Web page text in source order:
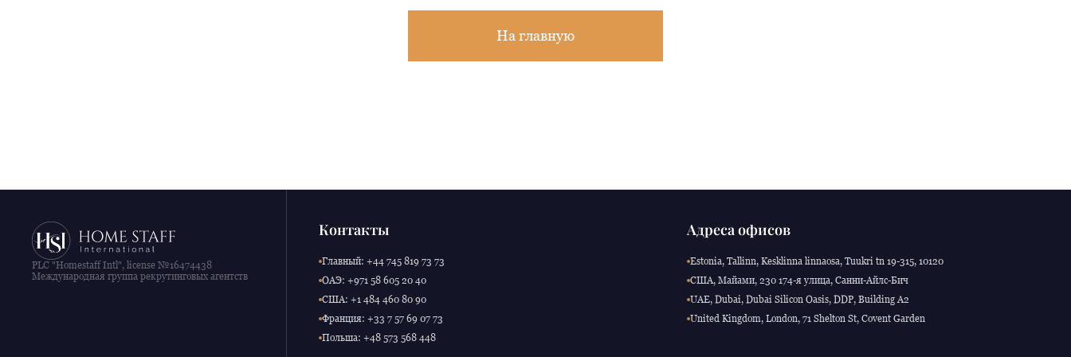
На главную
PLC "Homestaff Intl", license №16474438
Международная группа рекрутинговых агентств
Контакты
Главный: +44 745 819 73 73
ОАЭ: +971 58 605 20 40
США: +1 484 460 80 90
Франция: +33 7 57 69 07 73
Польша: +48 573 568 448
Адреса офисов
Estonia, Tallinn, Kesklinna linnaosa, Tuukri tn 19-315, 10120
США, Майами, 230 174-я улица, Санни-Айлс-Бич
UAE, Dubai, Dubai Silicon Oasis, DDP, Building A2
United Kingdom, London, 71 Shelton St, Covent Garden